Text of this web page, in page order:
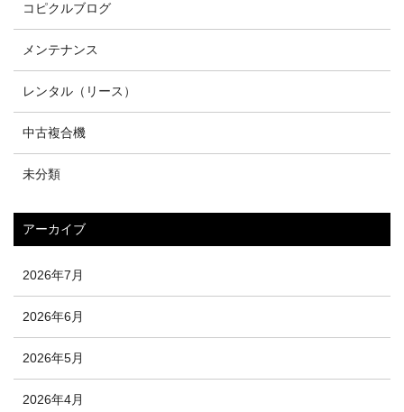
コピクルブログ
メンテナンス
レンタル（リース）
中古複合機
未分類
アーカイブ
2026年7月
2026年6月
2026年5月
2026年4月